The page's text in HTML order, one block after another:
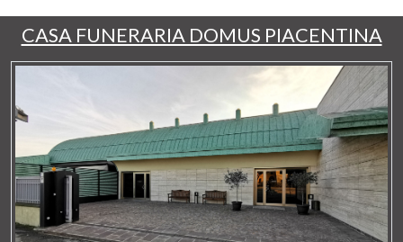
CASA FUNERARIA DOMUS PIACENTINA